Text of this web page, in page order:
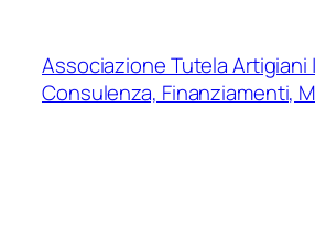
contenuto
Associazione Tutela Artigiani |
Consulenza, Finanziamenti,